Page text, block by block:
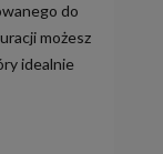
do
możesz
idealnie